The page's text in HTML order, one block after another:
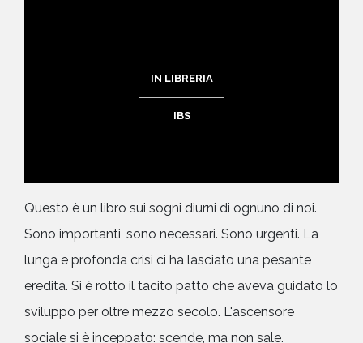
IN LIBRERIA
IBS
Questo è un libro sui sogni diurni di ognuno di noi.
Sono importanti, sono necessari. Sono urgenti. La
lunga e profonda crisi ci ha lasciato una pesante
eredità. Si è rotto il tacito patto che aveva guidato lo
sviluppo per oltre mezzo secolo. L'ascensore
sociale si è inceppato: scende, ma non sale.